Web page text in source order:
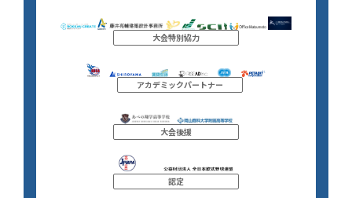
大会特別協力
アカデミックパートナー
大会後援
認定